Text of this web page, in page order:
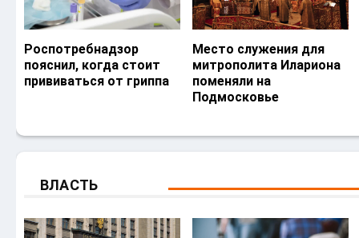
Роспотребнадзор
пояснил, когда стоит
прививаться от гриппа
Место служения для
митрополита Илариона
поменяли на
Подмосковье
ВЛАСТЬ